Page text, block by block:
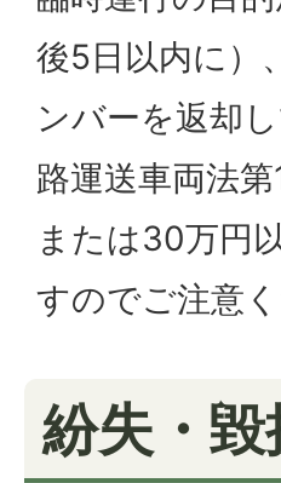
後5日以内に）
ンバーを返却
路運送車両法
または30万円
すのでご注意く
紛失・毀